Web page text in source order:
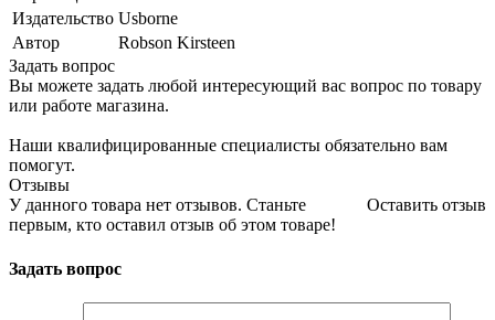
Издательство Usborne
Автор
Robson Kirsteen
Задать вопрос
Вы можете задать любой интересующий вас вопрос по товару
или работе магазина.
Наши квалифицированные специалисты обязательно вам
помогут.
Отзывы
Оставить отзыв
У данного товара нет отзывов. Станьте
первым, кто оставил отзыв об этом товаре!
Задать вопрос